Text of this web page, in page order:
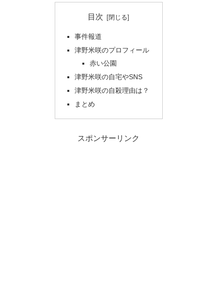
目次
事件報道
津野米咲のプロフィール
赤い公園
津野米咲の自宅やSNS
津野米咲の自殺理由は？
まとめ
スポンサーリンク